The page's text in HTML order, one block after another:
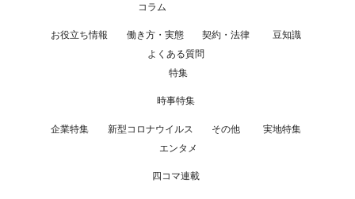
コラム
お役立ち情報 働き方・実態 契約・法律
豆知識
よくある質問
特集
企業特集
時事特集
新型コロナウイルス その他
実地特集
エンタメ
四コマ連載